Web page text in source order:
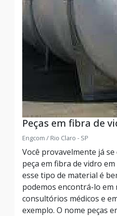
Peças em fibra de
Engcom / Rio Claro - SP
Você provavelmente já
peça em fibra de vidro
esse tipo de material é
podemos encontrá-lo em
consultórios médicos e
exemplo. O nome peças